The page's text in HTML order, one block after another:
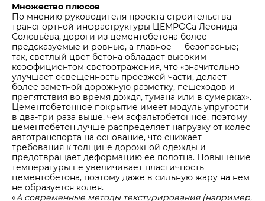
Множество плюсов
По мнению руководителя проекта строительства
транспортной инфраструктуры ЦЕМРОСа Леонида
Соловьёва, дороги из цементобетона более
предсказуемые и ровные, а главное — безопасные;
так, светлый цвет бетона обладает высоким
коэффициентом светоотражения, что «значительно
улучшает освещенность проезжей части, делает
более заметной дорожную разметку, пешеходов и
препятствия во время дождя, тумана или в сумерках».
Цементобетонное покрытие имеет модуль упругости
в два-три раза выше, чем асфальтобетонное, поэтому
цементобетон лучше распределяет нагрузку от колес
автотранспорта на основание, что снижает
требования к толщине дорожной одежды и
предотвращает деформацию ее полотна. Повышение
температуры не увеличивает пластичность
цементобетона, поэтому даже в сильную жару на нем
не образуется колея.
«А современные методы текстурирования (например,